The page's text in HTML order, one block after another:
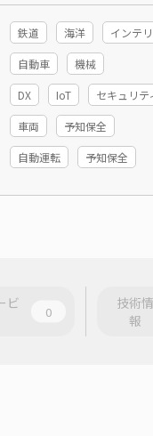
鉄道 海洋 インテ
自動車 機械
DX IoT セキュリテ
車両 予知保全
自動運転 予知保全
ビ
0
技術情
報